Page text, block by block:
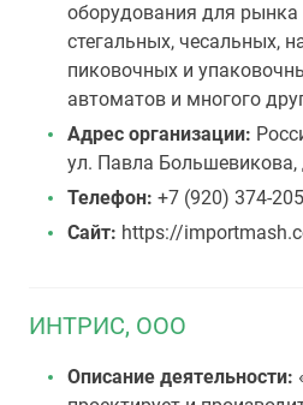
оборудования для
стегальных, чесальных,
пиковочных и
автоматов и многого
Адрес организации:
ул. Павла Большевикова,
Телефон: +7 (920) 374-
Сайт: https://
ИНТРИС, ООО
Описание деятельности: